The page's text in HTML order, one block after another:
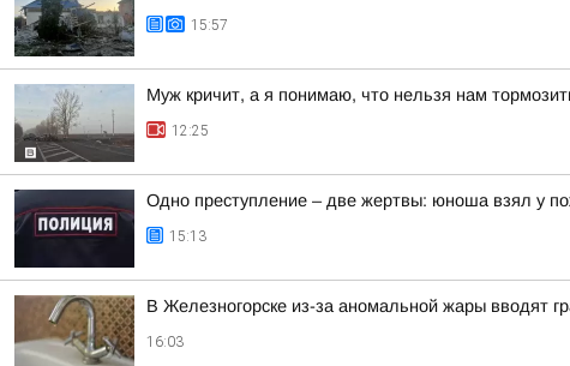
15:57
Муж кричит, а я понимаю, что нельзя нам
12:25
Одно преступление – две жертвы: юноша взял у
15:13
В Железногорске из-за аномальной жары вводят
16:03